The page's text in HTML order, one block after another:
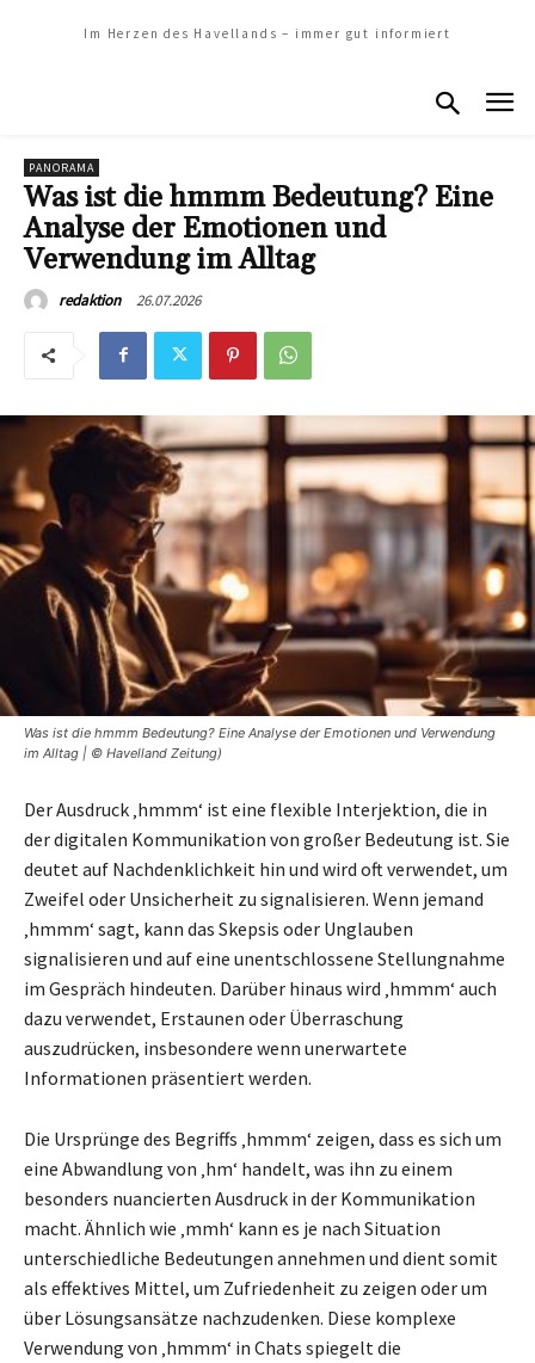
Im Herzen des Havellands – immer gut informiert
PANORAMA
Was ist die hmmm Bedeutung? Eine
Analyse der Emotionen und
Verwendung im Alltag
redaktion 26.07.2026
Was ist die hmmm Bedeutung? Eine Analyse der Emotionen und Verwendung
im Alltag | © Havelland Zeitung)
Der Ausdruck ‚hmmm‘ ist eine flexible Interjektion, die in
der digitalen Kommunikation von großer Bedeutung ist. Sie
deutet auf Nachdenklichkeit hin und wird oft verwendet, um
Zweifel oder Unsicherheit zu signalisieren. Wenn jemand
‚hmmm‘ sagt, kann das Skepsis oder Unglauben
signalisieren und auf eine unentschlossene Stellungnahme
im Gespräch hindeuten. Darüber hinaus wird ‚hmmm‘ auch
dazu verwendet, Erstaunen oder Überraschung
auszudrücken, insbesondere wenn unerwartete
Informationen präsentiert werden.
Die Ursprünge des Begriffs ‚hmmm‘ zeigen, dass es sich um
eine Abwandlung von ‚hm‘ handelt, was ihn zu einem
besonders nuancierten Ausdruck in der Kommunikation
macht. Ähnlich wie ‚mmh‘ kann es je nach Situation
unterschiedliche Bedeutungen annehmen und dient somit
als effektives Mittel, um Zufriedenheit zu zeigen oder um
über Lösungsansätze nachzudenken. Diese komplexe
Verwendung von ‚hmmm‘ in Chats spiegelt die